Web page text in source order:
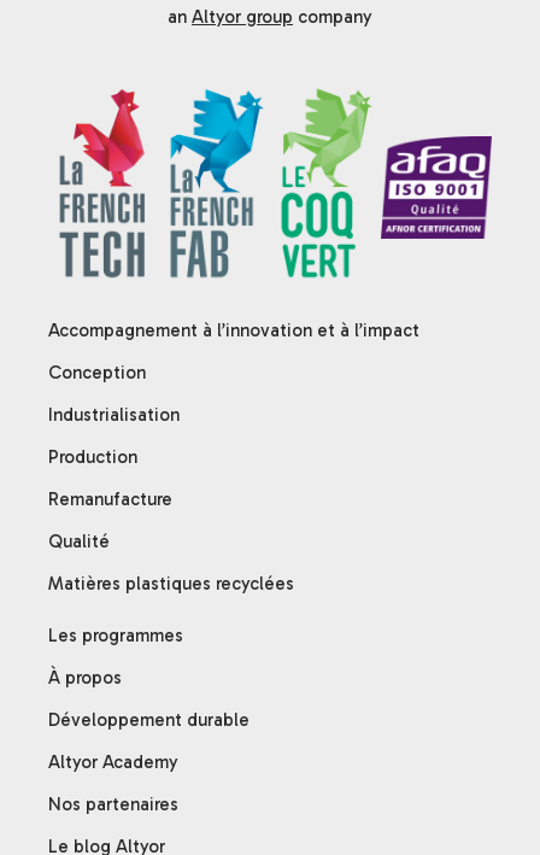
an Altyor group company
Accompagnement à l’innovation et à l’impact
Conception
Industrialisation
Production
Remanufacture
Qualité
Matières plastiques recyclées
Les programmes
À propos
Développement durable
Altyor Academy
Nos partenaires
Le blog Altyor